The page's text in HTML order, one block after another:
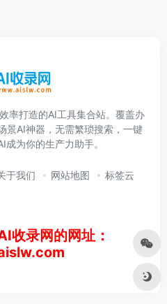
率打造的AI工具集合站。覆盖办
景AI神器，无需繁琐搜索，一键
为你的生产力助手。
于我们 网站地图 标签云
收录网的网址：